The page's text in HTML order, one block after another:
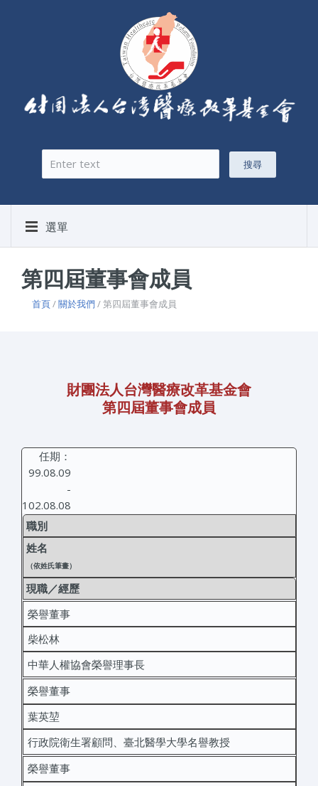
搜尋表單
搜尋
選單
第四屆董事會成員
首頁/關於我們 / 第四屆董事會成員
財團法人台灣醫療改革基金會
第四屆董事會成員
任期：
99.08.09
-
102.08.08
職別
姓名
（依姓氏筆畫）
現職／經歷
榮譽董事
柴松林
中華人權協會榮譽理事長
榮譽董事
葉英堃
行政院衛生署顧問、臺北醫學大學名譽教授
榮譽董事